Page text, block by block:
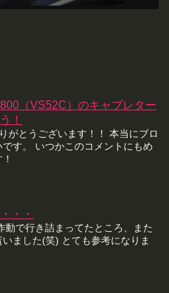
（VS52C）のキャブレター
！
がとうございます！！ 本当にブロ
す。 いつかこのコメントにもめ
・・
動で行き詰まってたところ、また
ました(笑) とても参考になりま